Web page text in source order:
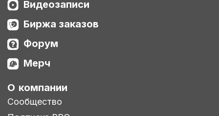
Видеозаписи
Биржа заказов
Форум
Мерч
О компании
Сообщество